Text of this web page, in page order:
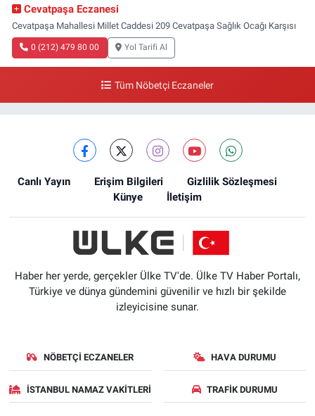
Cevatpaşa Eczanesi
Cevatpaşa Mahallesi Millet Caddesi 209 Cevatpaşa Sağlık Ocağı Karşısı
0 (212) 479 80 00 Yol Tarifi Al
Tüm Nöbetçi Eczaneler
Canlı Yayın Erişim Bilgileri
Gizlilik Sözleşmesi
Künye
İletişim
Haber her yerde, gerçekler Ülke TV'de. Ülke TV Haber Portalı,
Türkiye ve dünya gündemini güvenilir ve hızlı bir şekilde
izleyicisine sunar.
NÖBETÇI ECZANELER HAVA DURUMU
İSTANBUL NAMAZ VAKITLERI TRAFIK DURUMU